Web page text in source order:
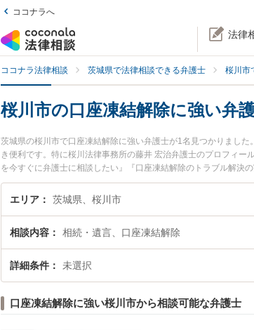
ココナラへ
法律
ココナラ法律相談 茨城県で法律相談できる弁護士 桜川市
桜川市の口座凍結解除に強い弁
茨城県の桜川市で口座凍結解除に強い弁護士が1名見つかりまし
き便利です。特に桜川法律事務所の藤井 宏治弁護士のプロフィ
を今すぐに弁護士に相談したい』『口座凍結解除のトラブル解決
談予約したい』などでお困りの相談者さんにおすすめです。
エリア 茨城県、桜川市
相談内容 相続・遺言、口座凍結解除
詳細条件 未選択
口座凍結解除に強い桜川市から相談可能な弁護士